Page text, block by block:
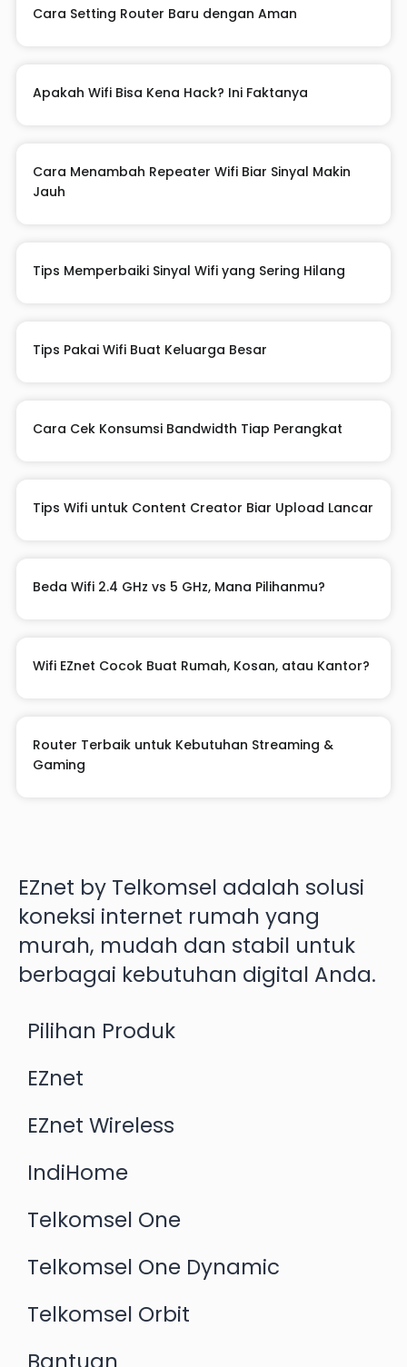
Cara Setting Router Baru dengan Aman
Apakah Wifi Bisa Kena Hack? Ini Faktanya
Cara Menambah Repeater Wifi Biar Sinyal Makin
Jauh
Tips Memperbaiki Sinyal Wifi yang Sering Hilang
Tips Pakai Wifi Buat Keluarga Besar
Cara Cek Konsumsi Bandwidth Tiap Perangkat
Tips Wifi untuk Content Creator Biar Upload Lancar
Beda Wifi 2.4 GHz vs 5 GHz, Mana Pilihanmu?
Wifi EZnet Cocok Buat Rumah, Kosan, atau Kantor?
Router Terbaik untuk Kebutuhan Streaming &
Gaming
EZnet by Telkomsel adalah solusi
koneksi internet rumah yang
murah, mudah dan stabil untuk
berbagai kebutuhan digital Anda.
Pilihan Produk
EZnet
EZnet Wireless
IndiHome
Telkomsel One
Telkomsel One Dynamic
Telkomsel Orbit